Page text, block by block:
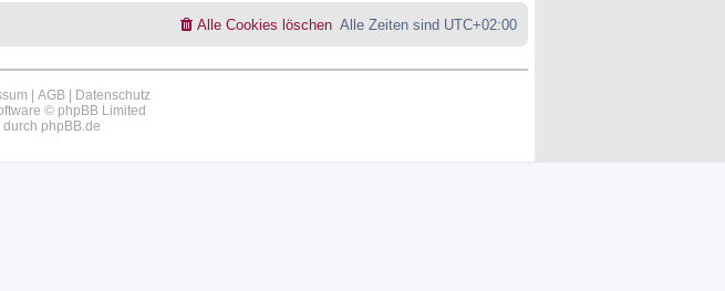
Alle Zeiten sind UTC+02:00
Alle Cookies löschen
| AGB| Datenschutz
© phpBB Limited
durch phpBB.de